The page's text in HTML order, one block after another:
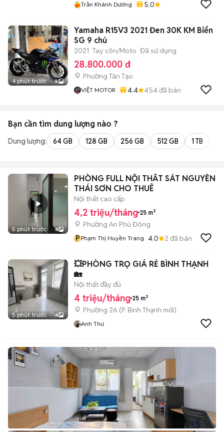
Trần Khánh Dương 5.0
4 phút trước 9
Yamaha R15V3 2021 Đen 30K KM Biển
SG 9 chủ
2021 Tay côn/Moto Đã sử dụng
28.800.000 đ
Phường Tân Tạo
VIỆT MOTOR 4.4 454đã bán
Bạn cần tìm dung lượng nào ?
Dung lượng: 64 GB 128 GB 256 GB 512 GB 1 TB
5 phút trước 4
PHÒNG FULL NỘI THẤT SÁT NGUYỄN
THÁI SƠN CHO THUÊ
Nội thất cao cấp
4,2 triệu/tháng 25 m²
Phường An Phú Đông
P Phạm Thị Huyền Trang 4.0 2 đã bán
5 phút trước 4
💥PHÒNG TRỌ GIÁ RẺ BÌNH THẠNH
🏡
Nội thất đầy đủ
4 triệu/tháng 25 m²
Phường 26 (P. Bình Thạnh mới)
Anh Thư